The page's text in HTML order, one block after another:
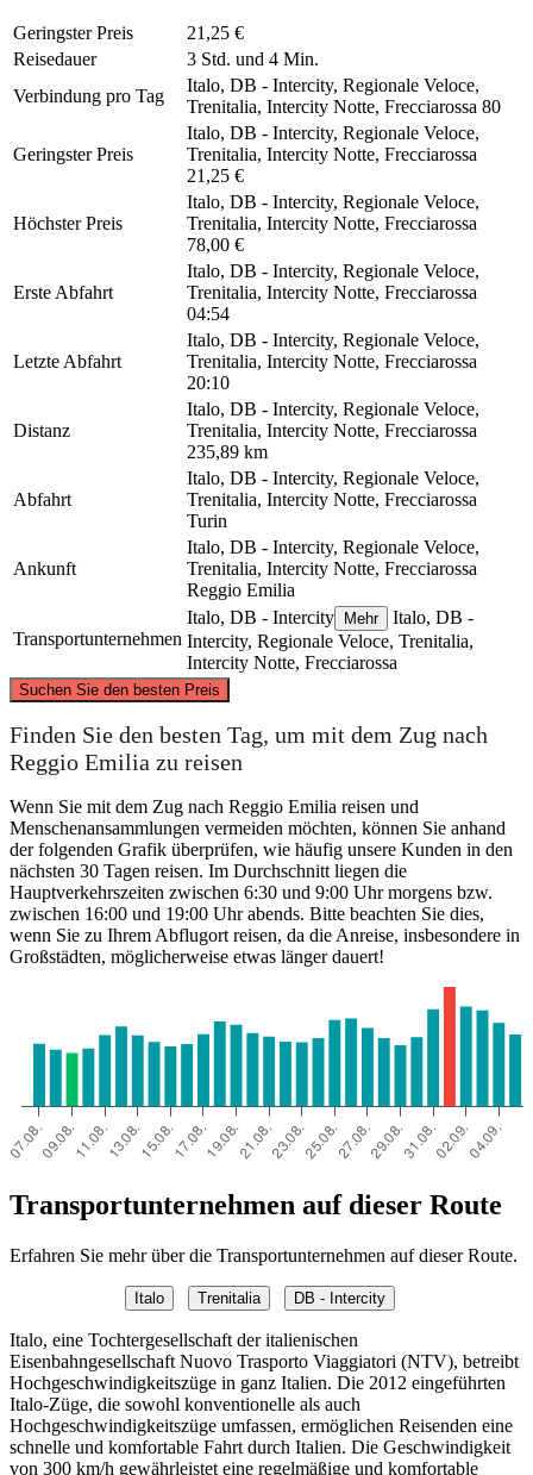
Geringster Preis
21,25 €
Reisedauer
3 Std. und 4 Min.
Verbindung pro Tag
Italo, DB - Intercity, Regionale Veloce,
Trenitalia, Intercity Notte, Frecciarossa 80
Geringster Preis
Italo, DB - Intercity, Regionale Veloce,
Trenitalia, Intercity Notte, Frecciarossa
21,25 €
Höchster Preis
Italo, DB - Intercity, Regionale Veloce,
Trenitalia, Intercity Notte, Frecciarossa
78,00 €
Erste Abfahrt
Italo, DB - Intercity, Regionale Veloce,
Trenitalia, Intercity Notte, Frecciarossa
04:54
Letzte Abfahrt
Italo, DB - Intercity, Regionale Veloce,
Trenitalia, Intercity Notte, Frecciarossa
20:10
Distanz
Italo, DB - Intercity, Regionale Veloce,
Trenitalia, Intercity Notte, Frecciarossa
235,89 km
Abfahrt
Italo, DB - Intercity, Regionale Veloce,
Trenitalia, Intercity Notte, Frecciarossa
Turin
Ankunft
Italo, DB - Intercity, Regionale Veloce,
Trenitalia, Intercity Notte, Frecciarossa
Reggio Emilia
Transportunternehmen
Italo, DB - Intercity Mehr
Italo, DB -
Intercity, Regionale Veloce, Trenitalia,
Intercity Notte, Frecciarossa
Suchen Sie den besten Preis
Turin
©CARTO, ©OpenStreetMap
Finden Sie den besten Tag, um mit dem Zug nach
Reggio Emilia zu reisen
Wenn Sie mit dem Zug nach Reggio Emilia reisen und
Menschenansammlungen vermeiden möchten, können Sie anhand
der folgenden Grafik überprüfen, wie häufig unsere Kunden in den
nächsten 30 Tagen reisen. Im Durchschnitt liegen die
Hauptverkehrszeiten zwischen 6:30 und 9:00 Uhr morgens bzw.
zwischen 16:00 und 19:00 Uhr abends. Bitte beachten Sie dies,
wenn Sie zu Ihrem Abflugort reisen, da die Anreise, insbesondere in
Großstädten, möglicherweise etwas länger dauert!
Transportunternehmen auf dieser Route
Erfahren Sie mehr über die Transportunternehmen auf dieser Route.
Italo Trenitalia DB - Intercity
Italo, eine Tochtergesellschaft der italienischen
Eisenbahngesellschaft Nuovo Trasporto Viaggiatori (NTV), betreibt
Hochgeschwindigkeitszüge in ganz Italien. Die 2012 eingeführten
Italo-Züge, die sowohl konventionelle als auch
Hochgeschwindigkeitszüge umfassen, ermöglichen Reisenden eine
schnelle und komfortable Fahrt durch Italien. Die Geschwindigkeit
von 300 km/h gewährleistet eine regelmäßige und komfortable